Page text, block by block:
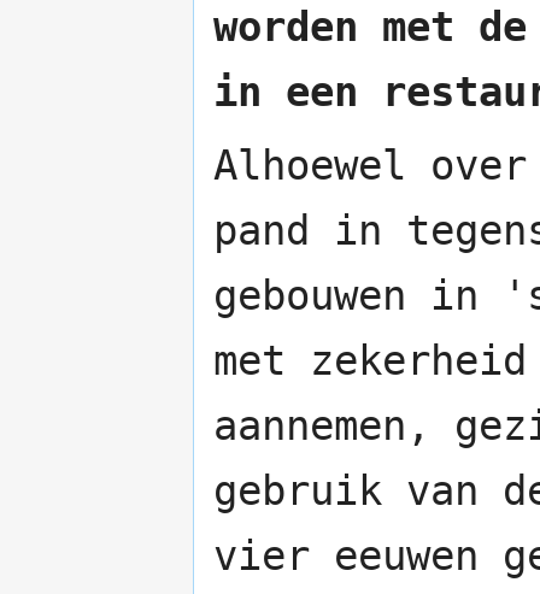
worden met
in een
Alhoewel
pand in
gebouwen in
met
aannemen,
gebruik van
vier eeuwen